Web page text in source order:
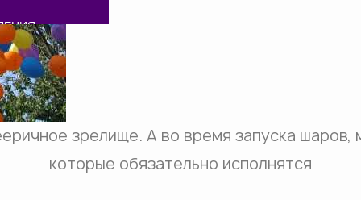
В МОСКВЕ
РОЖДЕНИЯ
зрелище. А во время запуска шаров,
которые обязательно исполнятся